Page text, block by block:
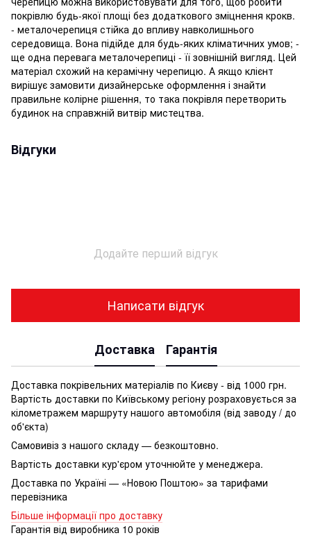
покрівлю будь-якої площі без додаткового зміцнення крокв.
- металочерепиця стійка до впливу навколишнього
середовища. Вона підійде для будь-яких кліматичних умов; -
ще одна перевага металочерепиці - її зовнішній вигляд. Цей
матеріал схожий на керамічну черепицю. А якщо клієнт
вирішує замовити дизайнерське оформлення і знайти
правильне колірне рішення, то така покрівля перетворить
будинок на справжній витвір мистецтва.
Відгуки
Додайте перший відгук
Написати відгук
Доставка Гарантія
Доставка покрівельних матеріалів по Києву - від 1000 грн.
Вартість доставки по Київському регіону розраховується за
кілометражем маршруту нашого автомобіля (від заводу / до
об'єкта)
Самовивіз з нашого складу — безкоштовно.
Вартість доставки кур'єром уточнюйте у менеджера.
Доставка по Україні — «Новою Поштою» за тарифами
перевізника
Більше інформації про доставку
Гарантія від виробника 10 років